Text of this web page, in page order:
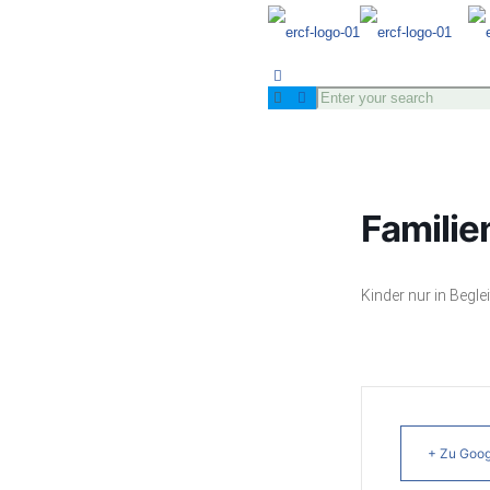
Kinder nur in
+ Zu